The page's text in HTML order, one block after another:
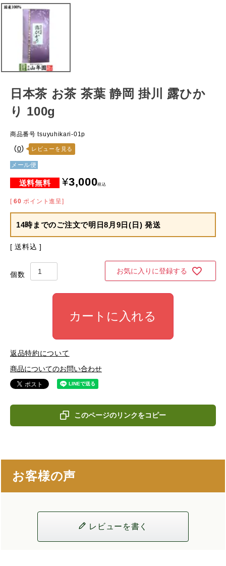
日本茶 お茶 茶葉 静岡 掛川 露ひか
り 100g
商品番号 tsuyuhikari-01p
（0） レビューを見る
メール便
¥3,000税込
[ 60 ポイント進呈]
14時までのご注文で明日8月9日(日) 発送
送料込
お気に入りに登録する
カートに入れる
返品特約について
商品についてのお問い合わせ
このページのリンクをコピー
お客様の声
レビューを書く